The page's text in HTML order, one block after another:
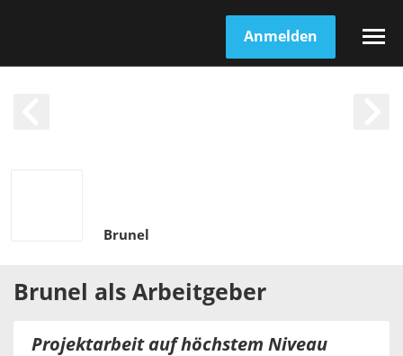
Anmelden
Brunel
Brunel als Arbeitgeber
Projektarbeit auf höchstem Niveau